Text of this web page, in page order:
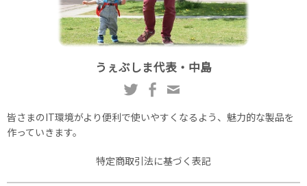
うぇぶしま代表・中島
皆さまのIT環境がより便利で使いやすくなるよう、魅力的な製品を
作っていきます。
特定商取引法に基づく表記